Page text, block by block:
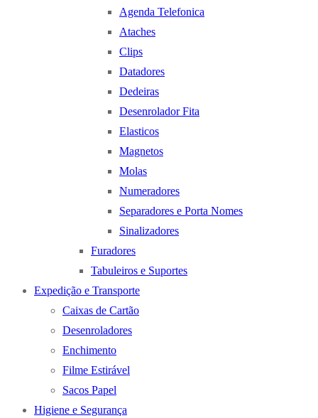
Agenda Telefonica
Ataches
Clips
Datadores
Dedeiras
Desenrolador Fita
Elasticos
Magnetos
Molas
Numeradores
Separadores e Porta Nomes
Sinalizadores
Furadores
Tabuleiros e Suportes
Expedição e Transporte
Caixas de Cartão
Desenroladores
Enchimento
Filme Estirável
Sacos Papel
Higiene e Segurança